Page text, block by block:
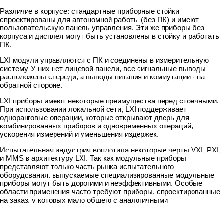
Различие в корпусе: стандартные приборные стойки
спроектированы для автономной работы (без ПК) и имеют
пользовательскую панель управления. Эти же приборы без
корпуса и дисплея могут быть установлены в стойку и
ПК.
LXI модули управляются с ПК и соединены в измерительную
систему. У них нет лицевой панели, все сигнальные выводы
расположены спереди, а выводы питания и коммутации - на
обратной стороне.
LXI приборы имеют некоторые преимущества перед стоечными.
При использовании локальной сети, LXI поддерживает
одноранговые операции, которые открывают дверь для
комбинированных приборов и одновременных операций,
ускорения измерений и уменьшения издержек.
Испытательная индустрия воплотила некоторые черты VXI, PXI,
и MMS в архитектуру LXI. Так как модульные приборы
представляют только часть рынка испытательного
оборудования, выпускаемые специализированные модульные
приборы могут быть дорогими и неэффективными. Особые
области применения часто требуют приборы, спроектированные
на заказ, у которых мало общего с аналогичными